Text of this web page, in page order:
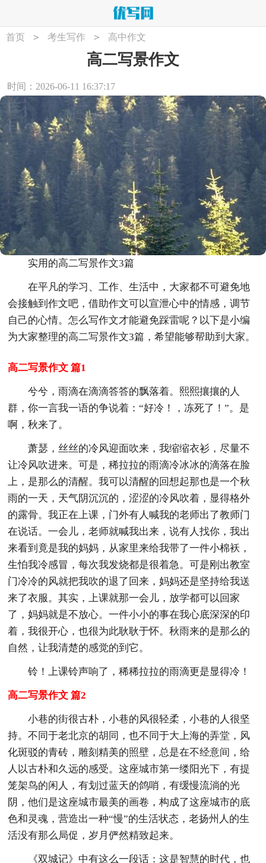
首页 > 考生写作 > 高中作文
高二写景作文
时间：2026-06-11 16:37:17
实用的高二写景作文3篇
在平凡的学习、工作、生活中，大家都不可避免地
会接触到作文吧，借助作文可以宣泄心中的情感，调节
自己的心情。怎么写作文才能避免踩雷呢？以下是小编
为大家整理的高二写景作文3篇，希望能够帮助到大家。
高二写景作文 篇1
兮兮，雨滴在滴滴答答的飘落着。熙熙攘攘的人
群，你一言我一语的争说着：“好冷！，冻死了！”。是
啊，秋来了。
萧瑟，丝丝的冷风迎面吹来，我缩缩衣衫，尽量不
让冷风吹进来。可是，稀拉拉的雨滴冷冰冰的滴落在脸
上，是那么的清醒。我可以清醒的回想起那也是一个秋
雨的一天，天气阴沉沉的，涩涩的冷风吹着，显得格外
的露骨。我正在上课，门外有人喊我的老师出了教师门
在说话。一会儿，老师就喊我出来，说有人找你，我出
来看到竟是我的妈妈，从家里来给我带了一件小棉袄，
生怕我冷感冒，每次我发烧都是很着急。可是刚出教室
门冷冷的风就把我吹的退了回来，妈妈还是坚持给我送
来了衣服。其实，上课就那一会儿，放学都可以回家
了，妈妈就是不放心。一件小小的事在我心底深深的印
着，我很开心，也很为此耿耿于怀。秋雨来的是那么的
自然，让我清楚的感觉的到它。
铃！上课铃声响了，稀稀拉拉的雨滴更是显得冷！
高二写景作文 篇2
小巷的街很古朴，小巷的风很轻柔，小巷的人很坚
持。不同于老北京的胡同，也不同于大上海的弄堂，风
化斑驳的青砖，雕刻精美的照壁，总是在不经意间，给
人以古朴和久远的感受。这座城市第一缕阳光下，有提
笼架鸟的闲人，有划过蓝天的鸽哨，有缓慢流淌的光
阴，他们是这座城市最美的画卷，构成了这座城市的底
色和灵魂，营造出一种“慢”的生活状态，老扬州人的生
活没有那么局促，岁月俨然精致起来。
《双城记》中有这么一段话：这是智慧的时代，也